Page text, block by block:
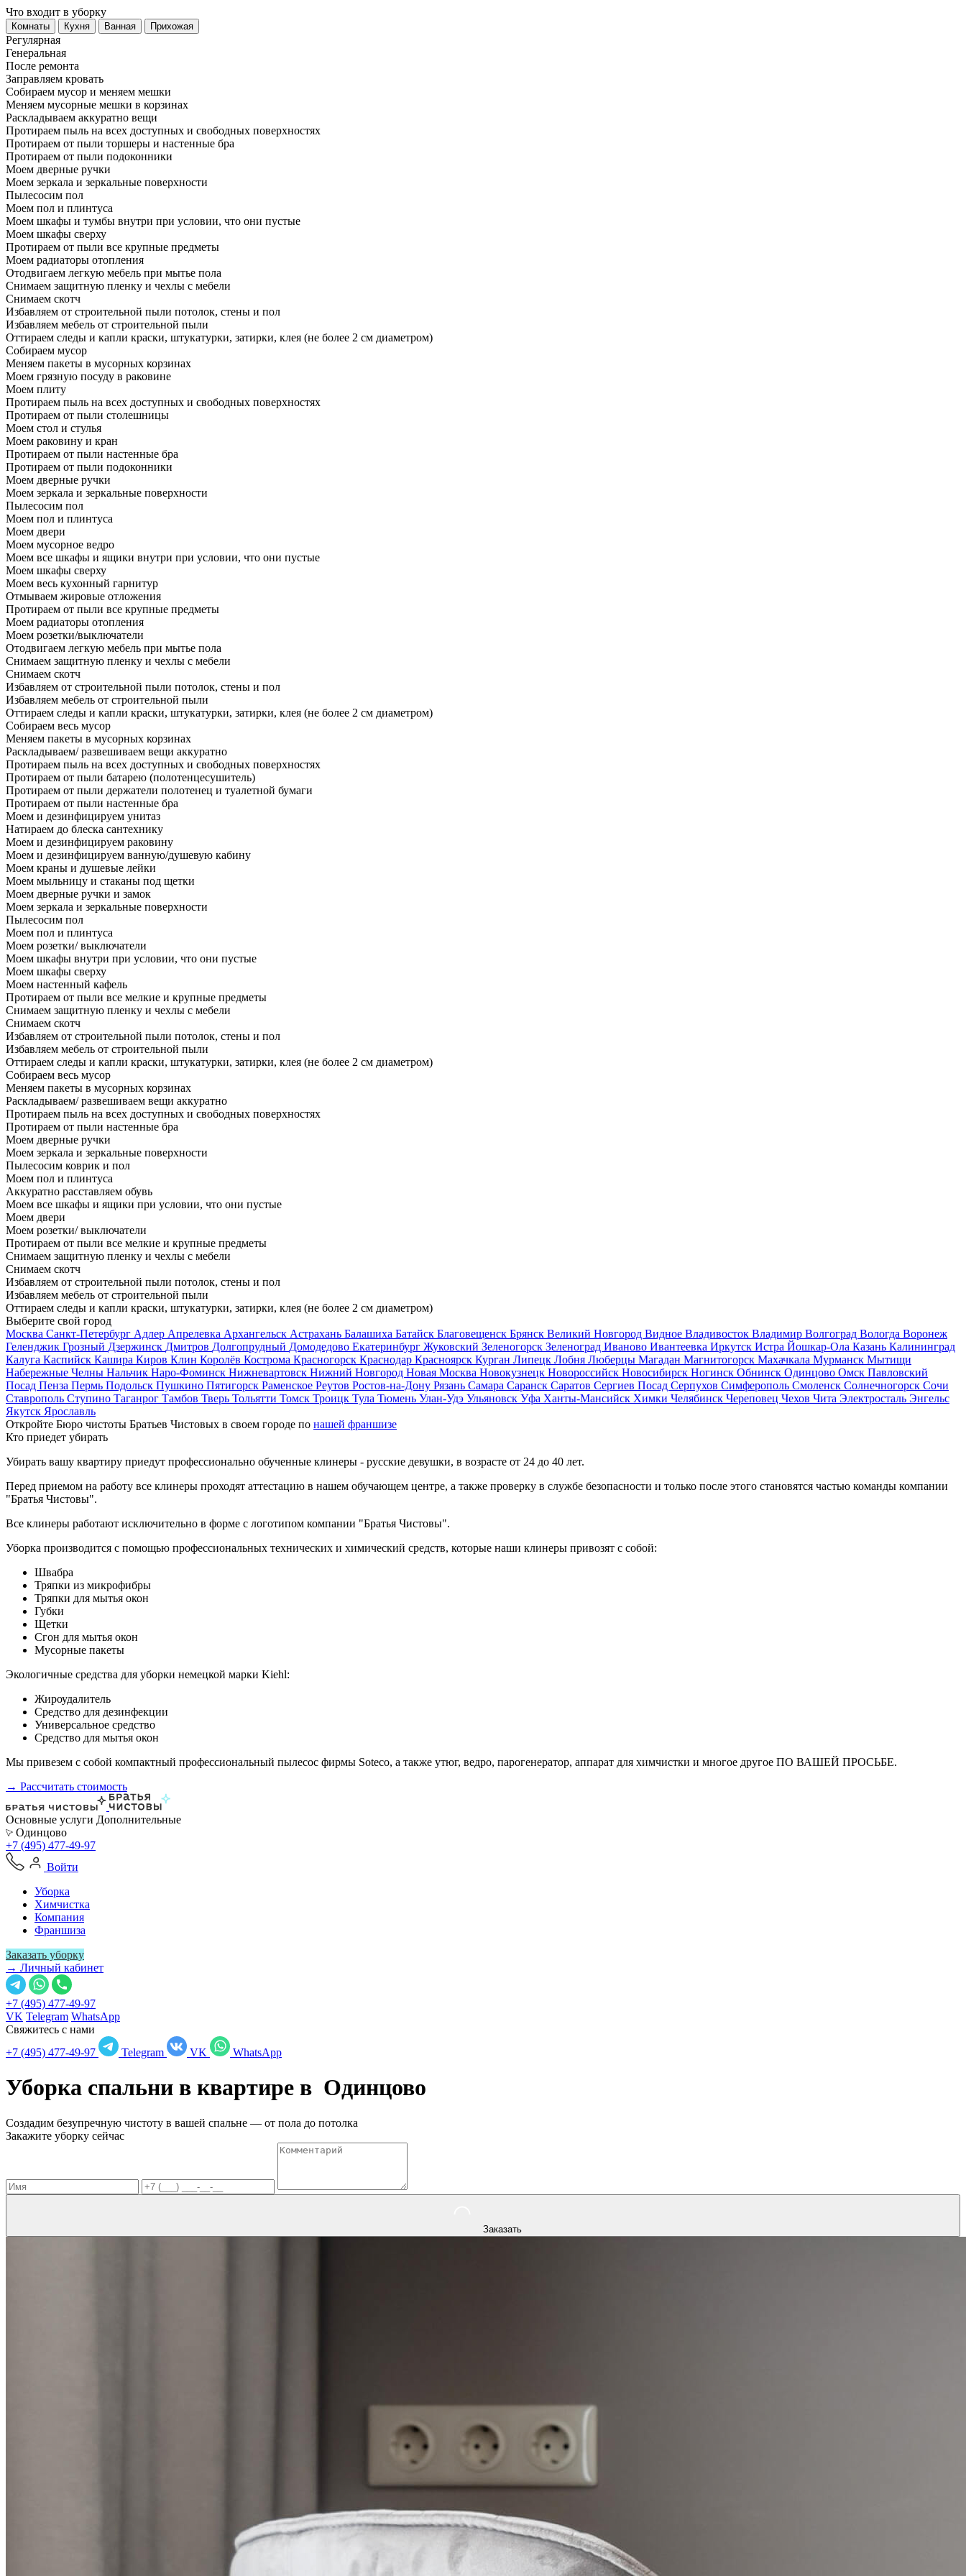
Что входит в уборку
Регу­лярная
Гене­ральная
После ремонта
Заправляем кровать
Собираем мусор и меняем мешки
Меняем мусорные мешки в корзинах
Раскладываем аккуратно вещи
Протираем пыль на всех доступных и свободных поверхностях
Протираем от пыли торшеры и настенные бра
Протираем от пыли подоконники
Моем дверные ручки
Моем зеркала и зеркальные поверхности
Пылесосим пол
Моем пол и плинтуса
Моем шкафы и тумбы внутри при условии, что они пустые
Моем шкафы сверху
Протираем от пыли все крупные предметы
Моем радиаторы отопления
Отодвигаем легкую мебель при мытье пола
Снимаем защитную пленку и чехлы с мебели
Снимаем скотч
Избавляем от строительной пыли потолок, стены и пол
Избавляем мебель от строительной пыли
Оттираем следы и капли краски, штукатурки, затирки, клея (не более 2 см диаметром)
Собираем мусор
Меняем пакеты в мусорных корзинах
Моем грязную посуду в раковине
Моем плиту
Протираем пыль на всех доступных и свободных поверхностях
Протираем от пыли столешницы
Моем стол и стулья
Моем раковину и кран
Протираем от пыли настенные бра
Протираем от пыли подоконники
Моем дверные ручки
Моем зеркала и зеркальные поверхности
Пылесосим пол
Моем пол и плинтуса
Моем двери
Моем мусорное ведро
Моем все шкафы и ящики внутри при условии, что они пустые
Моем шкафы сверху
Моем весь кухонный гарнитур
Отмываем жировые отложения
Протираем от пыли все крупные предметы
Моем радиаторы отопления
Моем розетки/выключатели
Отодвигаем легкую мебель при мытье пола
Снимаем защитную пленку и чехлы с мебели
Снимаем скотч
Избавляем от строительной пыли потолок, стены и пол
Избавляем мебель от строительной пыли
Оттираем следы и капли краски, штукатурки, затирки, клея (не более 2 см диаметром)
Собираем весь мусор
Меняем пакеты в мусорных корзинах
Раскладываем/ развешиваем вещи аккуратно
Протираем пыль на всех доступных и свободных поверхностях
Протираем от пыли батарею (полотенцесушитель)
Протираем от пыли держатели полотенец и туалетной бумаги
Протираем от пыли настенные бра
Моем и дезинфицируем унитаз
Натираем до блеска сантехнику
Моем и дезинфицируем раковину
Моем и дезинфицируем ванную/душевую кабину
Моем краны и душевые лейки
Моем мыльницу и стаканы под щетки
Моем дверные ручки и замок
Моем зеркала и зеркальные поверхности
Пылесосим пол
Моем пол и плинтуса
Моем розетки/ выключатели
Моем шкафы внутри при условии, что они пустые
Моем шкафы сверху
Моем настенный кафель
Протираем от пыли все мелкие и крупные предметы
Снимаем защитную пленку и чехлы с мебели
Снимаем скотч
Избавляем от строительной пыли потолок, стены и пол
Избавляем мебель от строительной пыли
Оттираем следы и капли краски, штукатурки, затирки, клея (не более 2 см диаметром)
Собираем весь мусор
Меняем пакеты в мусорных корзинах
Раскладываем/ развешиваем вещи аккуратно
Протираем пыль на всех доступных и свободных поверхностях
Протираем от пыли настенные бра
Моем дверные ручки
Моем зеркала и зеркальные поверхности
Пылесосим коврик и пол
Моем пол и плинтуса
Аккуратно расставляем обувь
Моем все шкафы и ящики при условии, что они пустые
Моем двери
Моем розетки/ выключатели
Протираем от пыли все мелкие и крупные предметы
Снимаем защитную пленку и чехлы с мебели
Снимаем скотч
Избавляем от строительной пыли потолок, стены и пол
Избавляем мебель от строительной пыли
Оттираем следы и капли краски, штукатурки, затирки, клея (не более 2 см диаметром)
Выберите свой город
Москва Санкт-Петербург Адлер Апрелевка Архангельск Астрахань Балашиха Батайск Благовещенск Брянск Великий Новгород Видное Владивосток Владимир Волгоград Вологда Воронеж
Геленджик Грозный Дзержинск Дмитров Долгопрудный Домодедово Екатеринбург Жуковский Зеленогорск Зеленоград Иваново Ивантеевка Иркутск Истра Йошкар-Ола Казань Калининград
Калуга Каспийск Кашира Киров Клин Королёв Кострома Красногорск Краснодар Красноярск Курган Липецк Лобня Люберцы Магадан Магнитогорск Махачкала Мурманск Мытищи
Набережные Челны Нальчик Наро-Фоминск Нижневартовск Нижний Новгород Новая Москва Новокузнецк Новороссийск Новосибирск Ногинск Обнинск Одинцово Омск Павловский
Посад Пенза Пермь Подольск Пушкино Пятигорск Раменское Реутов Ростов-на-Дону Рязань Самара Саранск Саратов Сергиев Посад Серпухов Симферополь Смоленск Солнечногорск Сочи
Ставрополь Ступино Таганрог Тамбов Тверь Тольятти Томск Троицк Тула Тюмень Улан-Удэ Ульяновск Уфа Ханты-Мансийск Химки Челябинск Череповец Чехов Чита Электросталь Энгельс
Якутск Ярославль
Откройте Бюро чистоты Братьев Чистовых в своем городе по нашей франшизе
Кто приедет убирать
Убирать вашу квартиру приедут профессионально обученные клинеры - русские девушки, в возрасте от 24 до 40 лет.
Перед приемом на работу все клинеры проходят аттестацию в нашем обучающем центре, а также проверку в службе безопасности и только после этого становятся частью команды компании
"Братья Чистовы".
Все клинеры работают исключительно в форме с логотипом компании "Братья Чистовы".
Уборка производится с помощью профессиональных технических и химический средств, которые наши клинеры привозят с собой:
Швабра
Тряпки из микрофибры
Тряпки для мытья окон
Губки
Щетки
Сгон для мытья окон
Мусорные пакеты
Экологичные средства для уборки немецкой марки Kiehl:
Жироудалитель
Средство для дезинфекции
Универсальное средство
Средство для мытья окон
Мы привезем с собой компактный профессиональный пылесос фирмы Soteco, а также утюг, ведро, парогенератор, аппарат для химчистки и многое другое ПО ВАШЕЙ ПРОСЬБЕ.
→ Рассчитать стоимость
Основные услуги Дополнительные
Одинцово
+7 (495) 477-49-97
Войти
Уборка
Химчистка
Компания
Франшиза
Заказать уборку
→ Личный кабинет
+7 (495) 477-49-97
VK Telegram WhatsApp
Свяжитесь с нами
+7 (495) 477-49-97
Telegram VK WhatsApp
Уборка спальни в квартире в Одинцово
Создадим безупречную чистоту в вашей спальне — от пола до потолка
Закажите уборку сейчас
Заказать